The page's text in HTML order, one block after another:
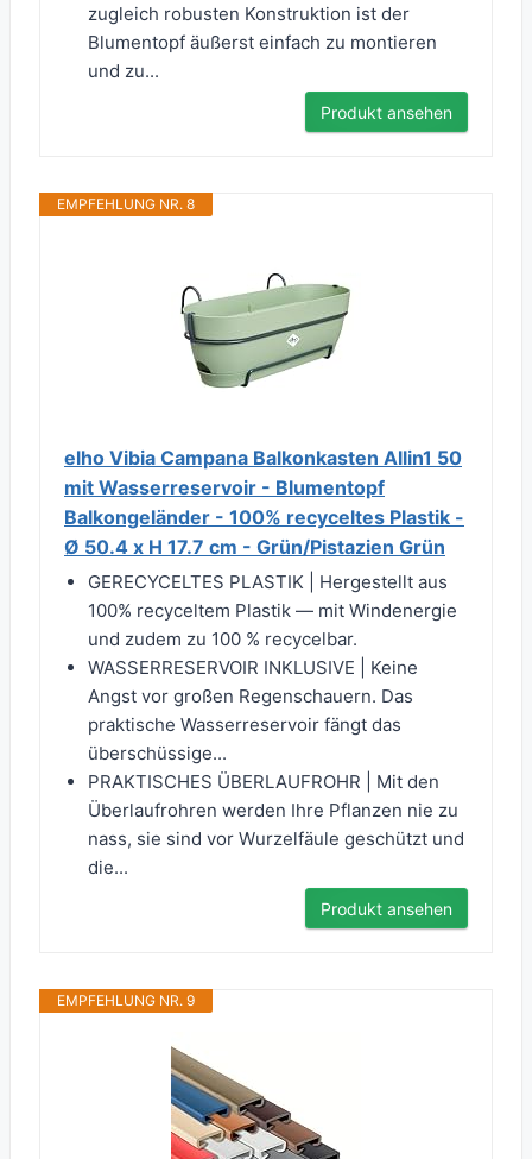
zugleich robusten Konstruktion ist der
Blumentopf äußerst einfach zu montieren
und zu...
Produkt ansehen
EMPFEHLUNG NR. 8
elho Vibia Campana Balkonkasten Allin1 50
mit Wasserreservoir - Blumentopf
Balkongeländer - 100% recyceltes Plastik -
Ø 50.4 x H 17.7 cm - Grün/Pistazien Grün
GERECYCELTES PLASTIK | Hergestellt aus
100% recyceltem Plastik — mit Windenergie
und zudem zu 100 % recycelbar.
WASSERRESERVOIR INKLUSIVE | Keine
Angst vor großen Regenschauern. Das
praktische Wasserreservoir fängt das
überschüssige...
PRAKTISCHES ÜBERLAUFROHR | Mit den
Überlaufrohren werden Ihre Pflanzen nie zu
nass, sie sind vor Wurzelfäule geschützt und
die...
Produkt ansehen
EMPFEHLUNG NR. 9